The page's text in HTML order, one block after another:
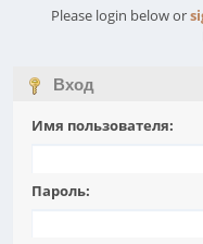
Please login below or
Вход
Имя пользователя:
Пароль: